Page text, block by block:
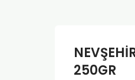
250GR